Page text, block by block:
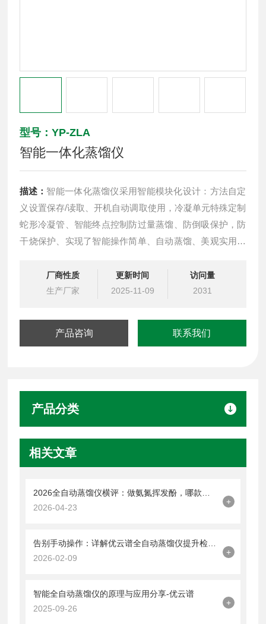
型号：YP-ZLA
智能一体化蒸馏仪
描述： 智能一体化蒸馏仪采用智能模块化设计：方法自定
义设置保存/读取、开机自动调取使用，冷凝单元特殊定制
蛇形冷凝管、智能终点控制防过量蒸馏、防倒吸保护，防
干烧保护、实现了智能操作简单、自动蒸馏、美观实用、
成本开销。厂商性质
生产厂家
更新时间
2025-11-09
访问量
2031
产品咨询 联系我们
产品分类
相关文章
2026全自动蒸馏仪横评：做氨氮挥发酚，哪款防倒吸和清洗更省心？
2026-04-23
+
告别手动操作：详解优云谱全自动蒸馏仪提升检测精度与效率
2026-02-09
+
智能全自动蒸馏仪的原理与应用分享-优云谱
2025-09-26
+